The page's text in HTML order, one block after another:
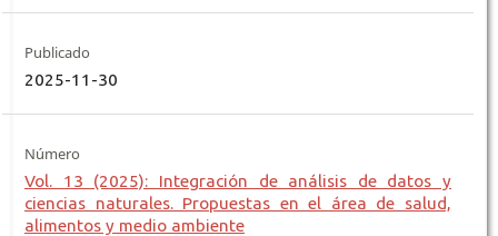
Publicado
2025-11-30
Número
Vol. 13 (2025): Integración de análisis de datos y
ciencias naturales. Propuestas en el área de salud,
alimentos y medio ambiente